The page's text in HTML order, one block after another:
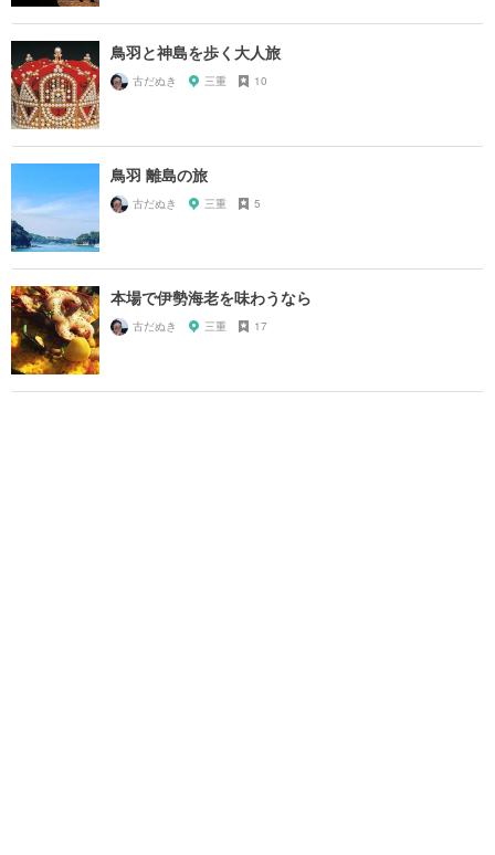
鳥羽と神島を歩く大人旅
古だぬき 三重 10
鳥羽 離島の旅
古だぬき 三重 5
本場で伊勢海老を味わうなら
古だぬき 三重 17